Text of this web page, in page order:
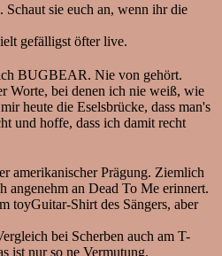
sie euch an, wenn ihr die
gefälligst öfter live.
BUGBEAR. Nie von gehört.
Worte, bei denen ich nie weiß, wie
heute die Eselsbrücke, dass man's
und hoffe, dass ich damit recht
amerikanischer Prägung. Ziemlich
angenehm an Dead To Me erinnert.
toyGuitar-Shirt des Sängers, aber
bei Scherben auch am T-
ist nur so ne Vermutung.